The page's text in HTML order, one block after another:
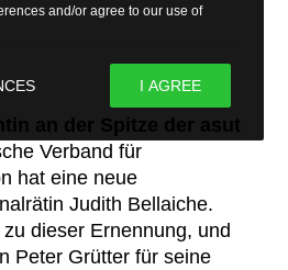
an der Spitze der asut
Verband für
hat eine neue
Judith Bellaiche.
dieser Ernennung, und
Peter Grütter für seine
and/or agree to our use of
I AGREE